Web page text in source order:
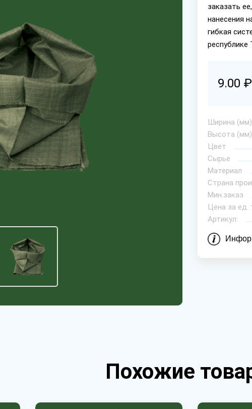
заказать
нанесения
гибкая
республике
9.00 ₽
Ширина (мм)
Высота (мм)
Цвет
Сырье
Материал
Страна
Мин.заказ
Цена за ед.
Артикул:
Похожие